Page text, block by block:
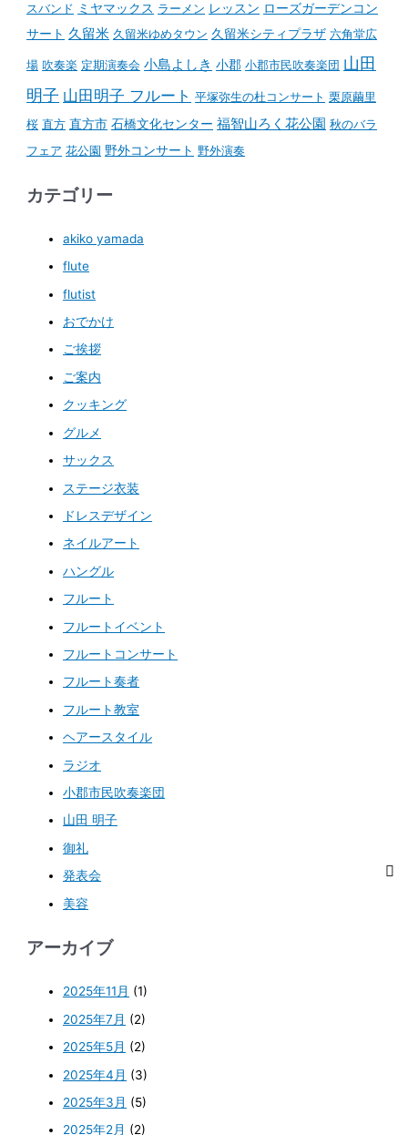
スバンド ミヤマックス ラーメン レッスン ローズガーデンコン
サート 久留米 久留米ゆめタウン 久留米シティプラザ 六角堂広
場 吹奏楽 定期演奏会 小島よしき 小郡 小郡市民吹奏楽団 山田
明子 山田明子 フルート 平塚弥生の杜コンサート 栗原繭里
桜 直方 直方市 石橋文化センター 福智山ろく花公園 秋のバラ
フェア 花公園 野外コンサート 野外演奏
カテゴリー
akiko yamada
flute
flutist
おでかけ
ご挨拶
ご案内
クッキング
グルメ
サックス
ステージ衣装
ドレスデザイン
ネイルアート
ハングル
フルート
フルートイベント
フルートコンサート
フルート奏者
フルート教室
ヘアースタイル
ラジオ
小郡市民吹奏楽団
山田 明子
御礼
発表会
美容
アーカイブ
2025年11月 (1)
2025年7月 (2)
2025年5月 (2)
2025年4月 (3)
2025年3月 (5)
2025年2月 (2)